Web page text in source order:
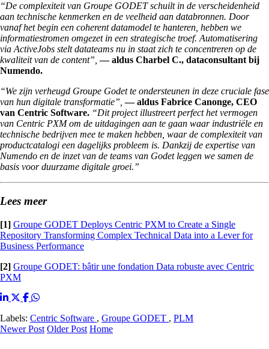
“De complexiteit van Groupe GODET schuilt in de verscheidenheid
aan technische kenmerken en de veelheid aan databronnen. Door
vanaf het begin een coherent datamodel te hanteren, hebben we
informatiestromen omgezet in een strategische troef. Automatisering
via ActiveJobs stelt datateams nu in staat zich te concentreren op de
kwaliteit van de content”, — aldus Charbel C., dataconsultant bij
Numendo.
“We zijn verheugd Groupe Godet te ondersteunen in deze cruciale fase
van hun digitale transformatie”, — aldus Fabrice Canonge, CEO
van Centric Software. “Dit project illustreert perfect het vermogen
van Centric PXM om de uitdagingen aan te gaan waar industriële en
technische bedrijven mee te maken hebben, waar de complexiteit van
productcatalogi een dagelijks probleem is. Dankzij de expertise van
Numendo en de inzet van de teams van Godet leggen we samen de
basis voor duurzame digitale groei.”
Lees meer
[1] Groupe GODET Deploys Centric PXM to Create a Single
Repository Transforming Complex Technical Data into a Lever for
Business Performance
[2] Groupe GODET: bâtir une fondation Data robuste avec Centric
PXM
Labels: Centric Software , Groupe GODET , PLM
Newer Post Older Post Home